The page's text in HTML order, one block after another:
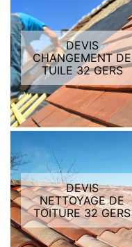
DEVIS
CHANGEMENT DE
TUILE 32 GERS
DEVIS
NETTOYAGE DE
TOITURE 32 GERS